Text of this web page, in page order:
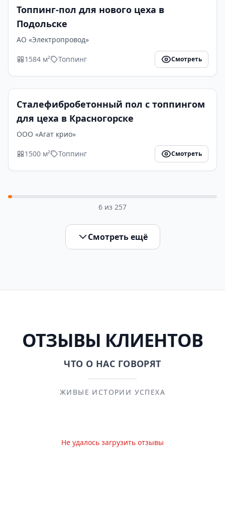
Топпинг-пол для нового цеха в
Подольске
АО «Электропровод»
1584 м² Топпинг Смотреть
Сталефибробетонный пол с топпингом
для цеха в Красногорске
ООО «Агат крио»
1500 м² Топпинг Смотреть
6 из 257
Смотреть ещё
ОТЗЫВЫ КЛИЕНТОВ
ЧТО О НАС ГОВОРЯТ
ЖИВЫЕ ИСТОРИИ УСПЕХА
Не удалось загрузить отзывы